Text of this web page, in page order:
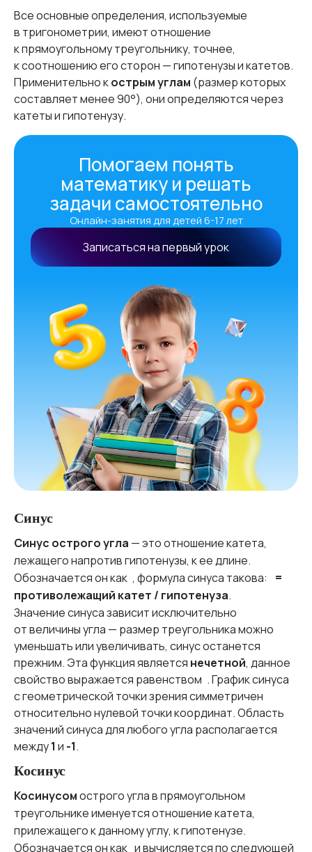
Все основные определения, используемые
в тригонометрии, имеют отношение
к прямоугольному треугольнику, точнее,
к соотношению его сторон — гипотенузы и катетов.
Применительно кострым углам (размер которых
составляет менее 90°), они определяются через
катеты и гипотенузу.
Помогаем понять
математику и решать
задачи самостоятельно
Онлайн-занятия для детей 6-17 лет
Записаться на первый урок
Синус
Синус острого угла — это отношение катета,
лежащего напротив гипотенузы, к ее длине.
Обозначается он как , формула синуса такова:
=
противолежащий катет / гипотенуза.
Значение синуса зависит исключительно
от величины угла — размер треугольника можно
уменьшать или увеличивать, синус останется
прежним. Эта функция является нечетной, данное
свойство выражается равенством . График синуса
с геометрической точки зрения симметричен
относительно нулевой точки координат. Область
значений синуса для любого угла располагается
между1 и -1.
Косинус
Косинусомострого угла в прямоугольном
треугольнике именуется отношение катета,
прилежащего к данному углу, к гипотенузе.
Обозначается он как и вычисляется по следующей